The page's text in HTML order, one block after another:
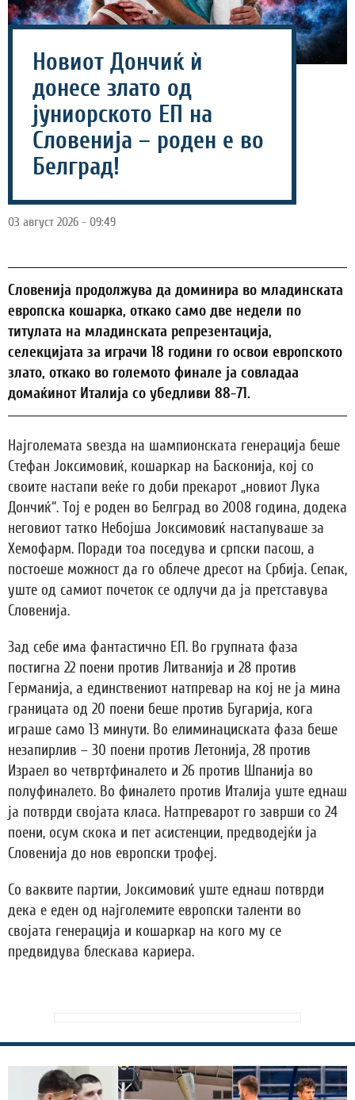
Новиот Дончиќ ѝ
донесе злато од
јуниорското ЕП на
Словенија – роден е во
Белград!
03 август 2026 - 09:49
Словенија продолжува да доминира во младинската
европска кошарка, откако само две недели по
титулата на младинската репрезентација,
селекцијата за играчи 18 години го освои европското
злато, откако во големото финале ја совладаа
домаќинот Италија со убедливи 88-71.
Најголемата ѕвезда на шампионската генерација беше
Стефан Јоксимовиќ, кошаркар на Басконија, кој со
своите настапи веќе го доби прекарот „новиот Лука
Дончиќ“. Тој е роден во Белград во 2008 година, додека
неговиот татко Небојша Јоксимовиќ настапуваше за
Хемофарм. Поради тоа поседува и српски пасош, а
постоеше можност да го облече дресот на Србија. Сепак,
уште од самиот почеток се одлучи да ја претставува
Словенија.
Зад себе има фантастично ЕП. Во групната фаза
постигна 22 поени против Литванија и 28 против
Германија, а единствениот натпревар на кој не ја мина
границата од 20 поени беше против Бугарија, кога
играше само 13 минути. Во елиминациската фаза беше
незапирлив – 30 поени против Летонија, 28 против
Израел во четвртфиналето и 26 против Шпанија во
полуфиналето. Во финалето против Италија уште еднаш
ја потврди својата класа. Натпреварот го заврши со 24
поени, осум скока и пет асистенции, предводејќи ја
Словенија до нов европски трофеј.
Со ваквите партии, Јоксимовиќ уште еднаш потврди
дека е еден од најголемите европски таленти во
својата генерација и кошаркар на кого му се
предвидува блескава кариера.